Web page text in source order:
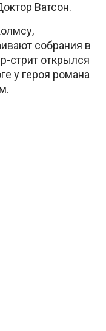
Ватсон.
собрания в
стрит открылся
у героя романа